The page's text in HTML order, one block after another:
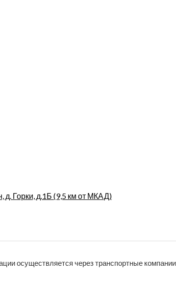
д. Горки, д.1Б (9,5 км от МКАД)
осуществляется через транспортные